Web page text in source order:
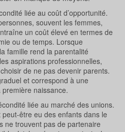
liée au coût d’opportunité.
souvent les femmes,
un coût élevé en termes de
ou de temps. Lorsque
famille rend la parentalité
aspirations professionnelles,
de ne pas devenir parents.
et correspond à une
naissance.
liée au marché des unions.
être eu des enfants dans le
ne trouvent pas de partenaire